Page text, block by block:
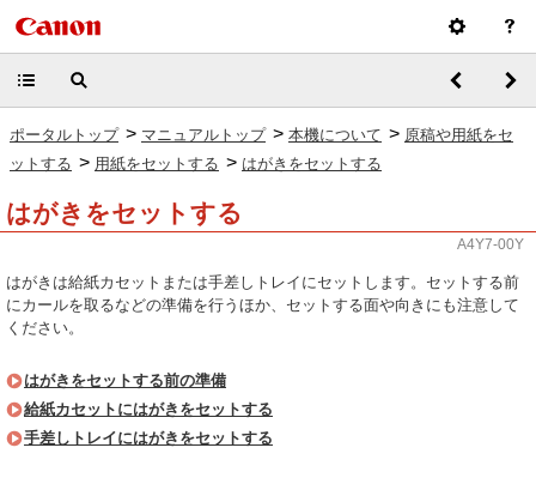
ポータルトップ > マニュアルトップ > 本機について > 原稿や用紙をセ
ットする > 用紙をセットする > はがきをセットする
はがきをセットする
A4Y7-00Y
はがきは給紙カセットまたは手差しトレイにセットします。セットする前
にカールを取るなどの準備を行うほか、セットする面や向きにも注意して
ください。
はがきをセットする前の準備
給紙カセットにはがきをセットする
手差しトレイにはがきをセットする